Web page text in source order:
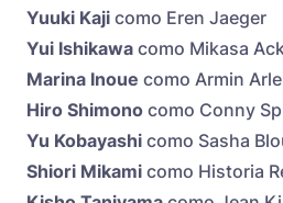
Yuuki Kaji como Eren Jaeger
Yui Ishikawa como Mikasa
Marina Inoue como Armin
Hiro Shimono como Conny
Yu Kobayashi como Sasha
Shiori Mikami como Historia